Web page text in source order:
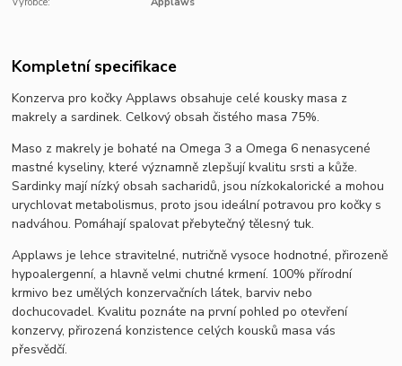
Kompletní specifikace
Konzerva pro kočky Applaws obsahuje celé kousky masa z
makrely a sardinek. Celkový obsah čistého masa 75%.
Maso z makrely je bohaté na Omega 3 a Omega 6 nenasycené
mastné kyseliny, které významně zlepšují kvalitu srsti a kůže.
Sardinky mají nízký obsah sacharidů, jsou nízkokalorické a mohou
urychlovat metabolismus, proto jsou ideální potravou pro kočky s
nadváhou. Pomáhají spalovat přebytečný tělesný tuk.
Applaws je lehce stravitelné, nutričně vysoce hodnotné, přirozeně
hypoalergenní, a hlavně velmi chutné krmení. 100% přírodní
krmivo bez umělých konzervačních látek, barviv nebo
dochucovadel. Kvalitu poznáte na první pohled po otevření
konzervy, přirozená konzistence celých kousků masa vás
přesvědčí.